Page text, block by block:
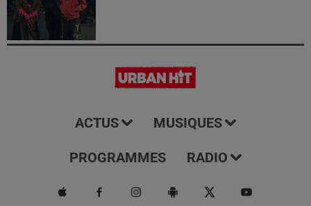
ACTUS MUSIQUES
PROGRAMMES RADIO